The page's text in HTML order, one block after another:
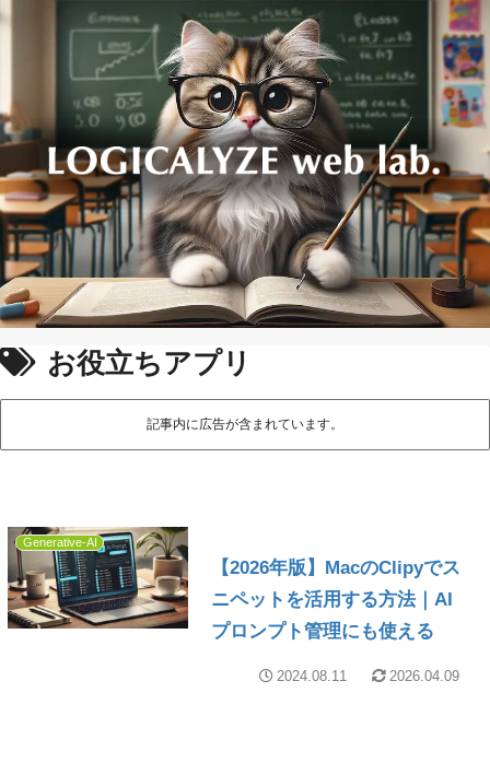
お役立ちアプリ
記事内に広告が含まれています。
Generative-AI
【2026年版】MacのClipyでス
ニペットを活用する方法｜AI
プロンプト管理にも使える
2024.08.11 2026.04.09